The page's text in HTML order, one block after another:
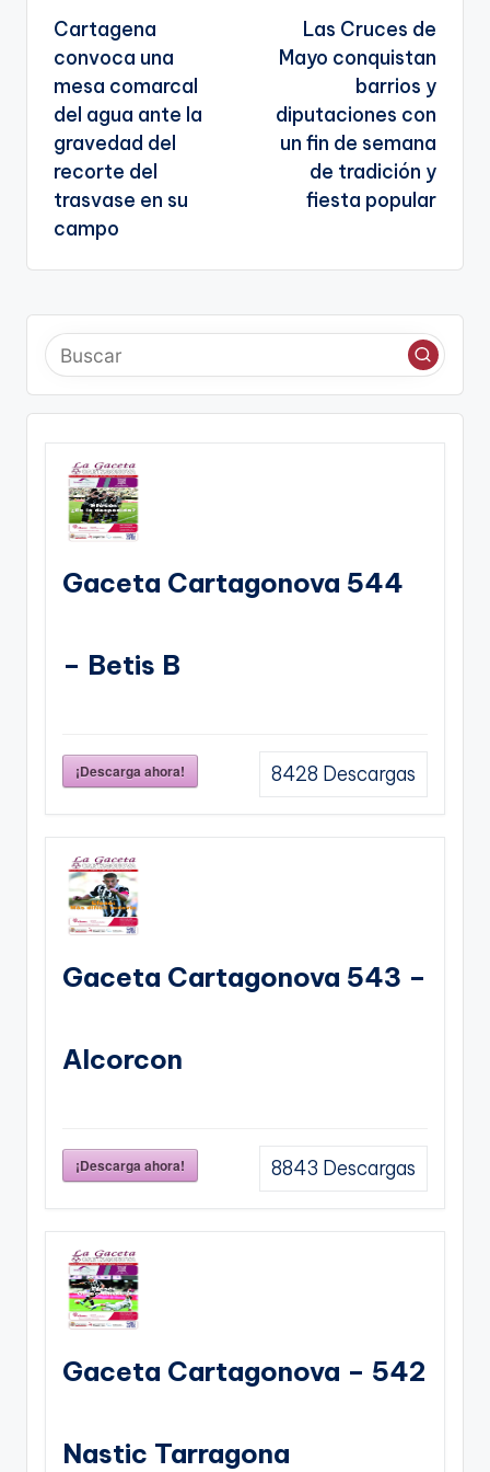
te
de
entradas
Cartagena
convoca una
mesa comarcal
del agua ante la
gravedad del
recorte del
trasvase en su
campo
Las Cruces de
Mayo conquistan
barrios y
diputaciones con
un fin de semana
de tradición y
fiesta popular
Gaceta Cartagonova 544
– Betis B
¡Descarga ahora! 8428 Descargas
Gaceta Cartagonova 543 –
Alcorcon
¡Descarga ahora! 8843 Descargas
Gaceta Cartagonova – 542
Nastic Tarragona